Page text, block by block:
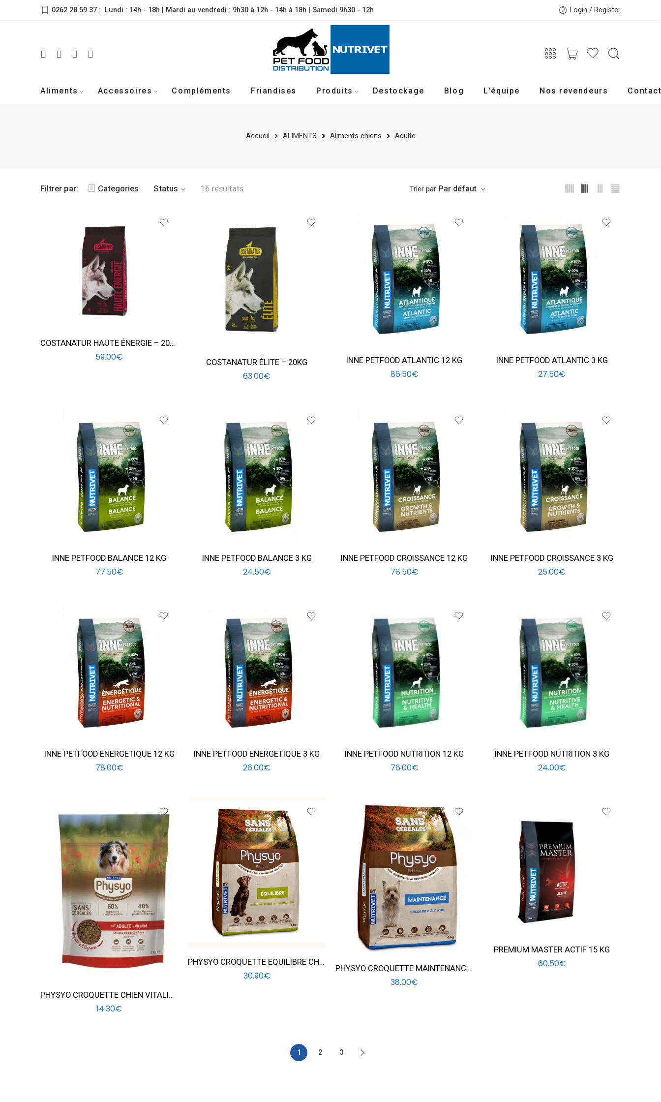
0262 28 59 37 : Lundi : 14h - 18h | Mardi au vendredi : 9h30 à 12h - 14h à 18h | Samedi 9h30 - 12h Login / Register
Aliments Accessoires Compléments Friandises Produits Destockage Blog L’équipe Nos revendeurs
Accueil ALIMENTS Aliments chiens Adulte
Filtrer par: Categories Status 16 résultats Trier par Par défaut
COSTANATUR HAUTE ÉNERGIE – 20KG
59.00€ COSTANATUR ÉLITE – 20KG
63.00€
INNE PETFOOD ATLANTIC 12 KG
86.50€
INNE PETFOOD ATLANTIC 3 KG
27.50€
INNE PETFOOD BALANCE 12 KG
77.50€
INNE PETFOOD BALANCE 3 KG
24.50€
INNE PETFOOD CROISSANCE 12 KG
78.50€
INNE PETFOOD CROISSANCE 3 KG
25.00€
INNE PETFOOD ENERGETIQUE 12 KG
78.00€
INNE PETFOOD ENERGETIQUE 3 KG
26.00€
INNE PETFOOD NUTRITION 12 KG
76.00€
INNE PETFOOD NUTRITION 3 KG
24.00€
PHYSYO CROQUETTE CHIEN VITALITE 2KG
14.30€
PHYSYO CROQUETTE EQUILIBRE CHIEN 6KG
30.90€
PHYSYO CROQUETTE MAINTENANCE CHIEN POULET 6KG
38.00€
PREMIUM MASTER ACTIF 15 KG
60.50€
1 2 3